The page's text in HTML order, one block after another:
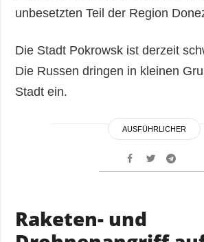
unbesetzten Teil der Region
Die Stadt Pokrowsk ist derzeit
Die Russen dringen in kleinen
Stadt ein.
AUSFÜHRLICHER
Raketen- und